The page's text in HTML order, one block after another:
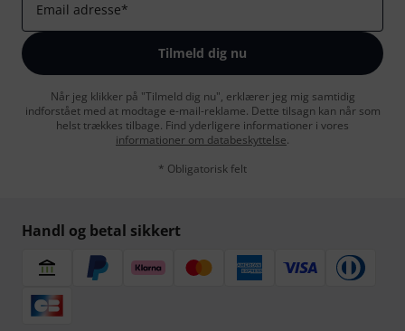
Email adresse*
Tilmeld dig nu
Når jeg klikker på "Tilmeld dig nu", erklærer jeg mig samtidig
indforstået med at modtage e-mail-reklame. Dette tilsagn kan når som
helst trækkes tilbage. Find yderligere informationer i vores
informationer om databeskyttelse.
* Obligatorisk felt
Handl og betal sikkert